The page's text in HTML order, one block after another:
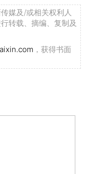
媒及/或相关权利人
转载、摘编、复制及
，获得书面